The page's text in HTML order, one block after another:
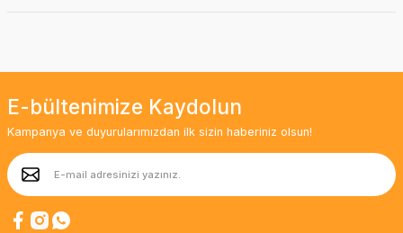
E-bültenimize Kaydolun
Kampanya ve duyurularımızdan ilk sizin haberiniz olsun!